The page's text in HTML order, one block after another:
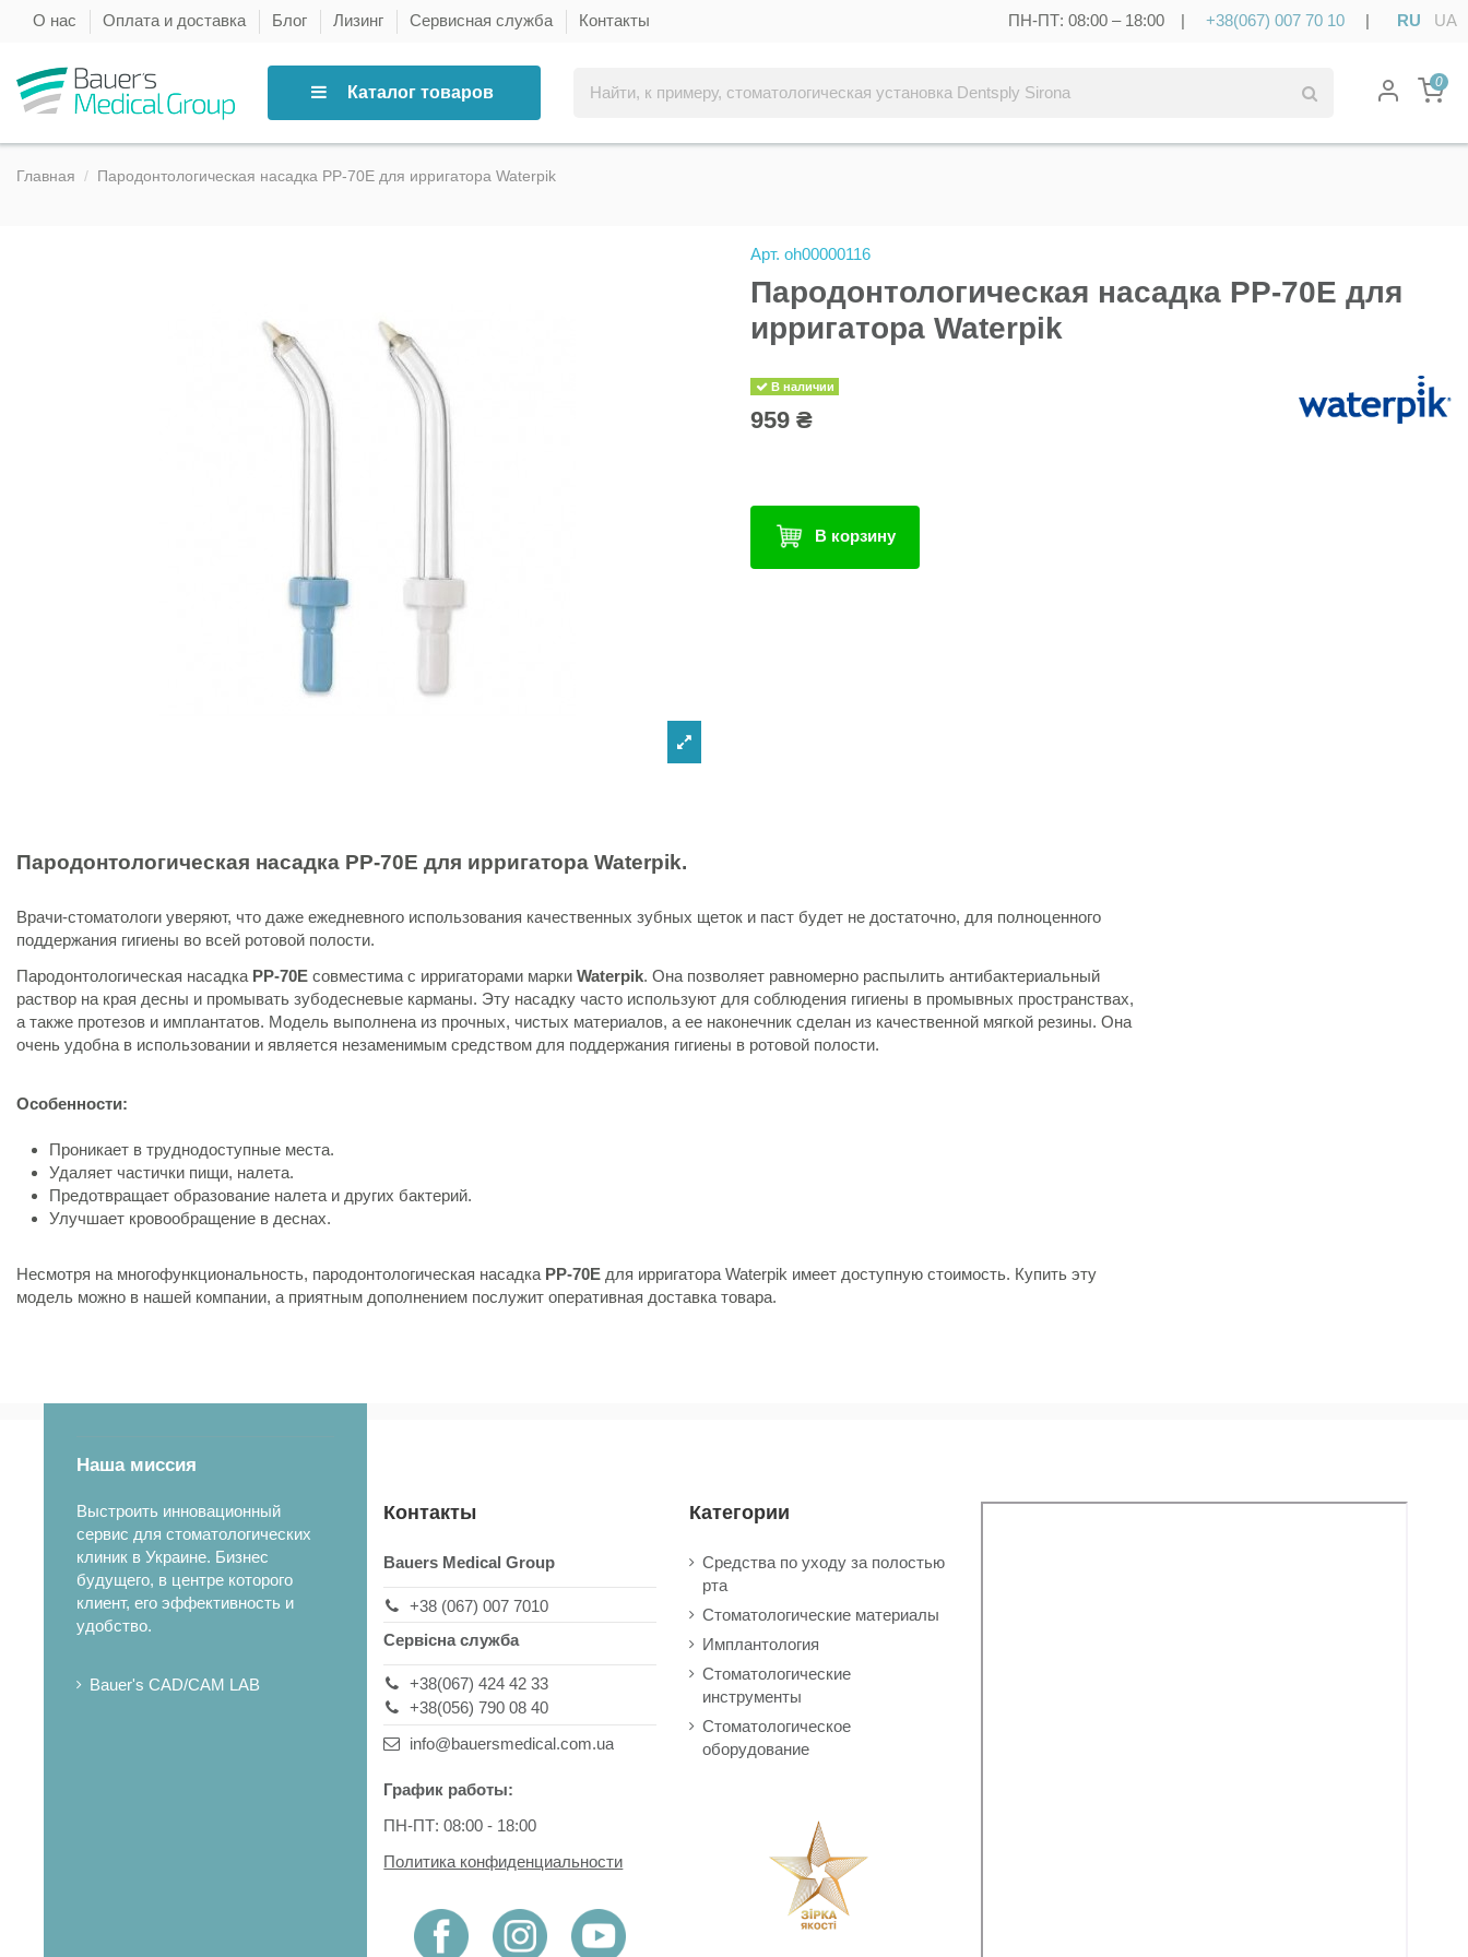
О нас Оплата и доставка Блог Лизинг Сервисная служба Контакты ПН-ПТ: 08:00 – 18:00 | +38(067) 007 70 10 | RU UA
Каталог товаров
0
Главная Пародонтологическая насадка PP-70E для ирригатора Waterpik
Арт. oh00000116
Пародонтологическая насадка PP-70E для
ирригатора Waterpik
В наличии
959 ₴
В корзину
Пародонтологическая насадка PP-70E для ирригатора Waterpik.
Врачи-стоматологи уверяют, что даже ежедневного использования качественных зубных щеток и паст будет не достаточно, для полноценного
поддержания гигиены во всей ротовой полости.
Пародонтологическая насадка PP-70E совместима с ирригаторами марки Waterpik. Она позволяет равномерно распылить антибактериальный
раствор на края десны и промывать зубодесневые карманы. Эту насадку часто используют для соблюдения гигиены в промывных пространствах,
а также протезов и имплантатов. Модель выполнена из прочных, чистых материалов, а ее наконечник сделан из качественной мягкой резины. Она
очень удобна в использовании и является незаменимым средством для поддержания гигиены в ротовой полости.
Особенности:
Проникает в труднодоступные места.
Удаляет частички пищи, налета.
Предотвращает образование налета и других бактерий.
Улучшает кровообращение в деснах.
Несмотря на многофункциональность, пародонтологическая насадка PP-70E для ирригатора Waterpik имеет доступную стоимость. Купить эту
модель можно в нашей компании, а приятным дополнением послужит оперативная доставка товара.
Наша миссия
Выстроить инновационный
сервис для стоматологических
клиник в Украине. Бизнес
будущего, в центре которого
клиент, его эффективность и
удобство.
Bauer's CAD/CAM LAB
Контакты
Bauers Medical Group
+38 (067) 007 7010
Сервісна служба
+38(067) 424 42 33
+38(056) 790 08 40
info@bauersmedical.com.ua
График работы:
ПН-ПТ: 08:00 - 18:00
Политика конфиденциальности
Категории
Средства по уходу за полостью
рта
Стоматологические материалы
Имплантология
Стоматологические
инструменты
Стоматологическое
оборудование